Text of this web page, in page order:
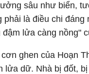
sâu như biển,
phải là điều chi
lửa càng nồng"
ghen của Hoạn
lửa dữ. Nhà bị đốt,